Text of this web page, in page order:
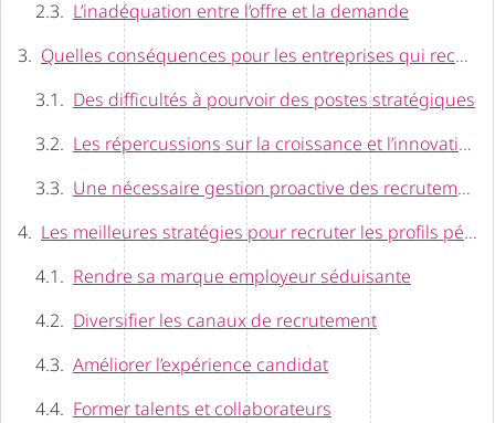
L’inadéquation entre l’offre et la demande
Quelles conséquences pour les entreprises qui recherchent des profils rares ?
Des difficultés à pourvoir des postes stratégiques
Les répercussions sur la croissance et l’innovation
Une nécessaire gestion proactive des recrutements
Les meilleures stratégies pour recruter les profils pénuriques
Rendre sa marque employeur séduisante
Diversifier les canaux de recrutement
Améliorer l’expérience candidat
Former talents et collaborateurs